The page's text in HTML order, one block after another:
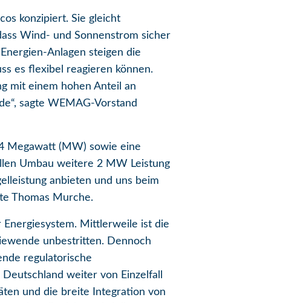
konzipiert. Sie gleicht
Wind- und Sonnenstrom sicher
Anlagen steigen die
es flexibel reagieren können.
mit einem hohen Anteil an
sagte WEMAG-Vorstand
Megawatt (MW) sowie eine
Umbau weitere 2 MW Leistung
anbieten und uns beim
Thomas Murche.
Mittlerweile ist die
unbestritten. Dennoch
regulatorische
weiter von Einzelfall
und die breite Integration von